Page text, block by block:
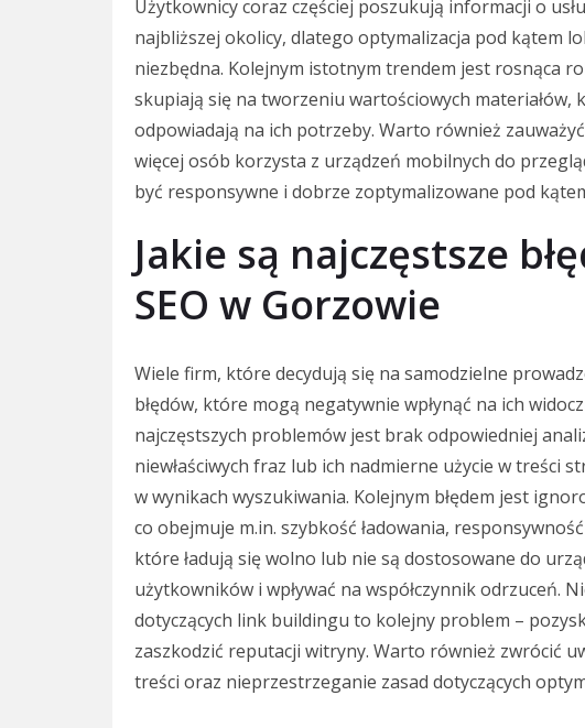
Użytkownicy coraz częściej poszukują informacji o
najbliższej okolicy, dlatego optymalizacja pod kątem
niezbędna. Kolejnym istotnym trendem jest rosnąca
skupiają się na tworzeniu wartościowych
odpowiadają na ich potrzeby. Warto również
więcej osób korzysta z urządzeń mobilnych do
być responsywne i dobrze zoptymalizowane pod
Jakie są najczęstsze
SEO w Gorzowie
Wiele firm, które decydują się na samodzielne
błędów, które mogą negatywnie wpłynąć na ich
najczęstszych problemów jest brak odpowiedniej
niewłaściwych fraz lub ich nadmierne użycie w treści
w wynikach wyszukiwania. Kolejnym błędem jest
co obejmuje m.in. szybkość ładowania,
które ładują się wolno lub nie są dostosowane do
użytkowników i wpływać na współczynnik odrzuceń.
dotyczących link buildingu to kolejny problem –
zaszkodzić reputacji witryny. Warto również zwrócić
treści oraz nieprzestrzeganie zasad dotyczących